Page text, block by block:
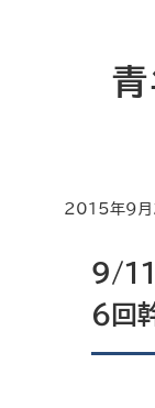
2015年9月
9/11
6回